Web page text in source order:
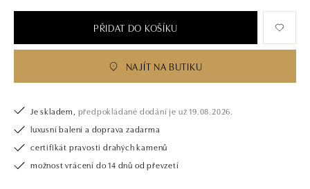
PŘIDAT DO KOŠÍKU
NAJÍT NA BUTIKU
Je skladem, předpokládané dodání je už 19.08.2026.
luxusní balení a doprava zadarma
certifikát pravosti drahých kamenů
možnost vrácení do 14 dnů od převzetí